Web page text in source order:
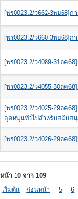
[พร0023.2/ว662-3พย68]ก
[พร0023.2/ว660-3พย68]
[พร0023.2/ว4089-31ตค
[พร0023.2/ว4055-30ตค
[พร0023.2/ว4025-29ตค
อุดหนุนทั่วไปสำหรับสนับส
[พร0023.2/ว4026-29ตค
หน้า 10 จาก 109
เริ่มต้น
ก่อนหน้า 5 6